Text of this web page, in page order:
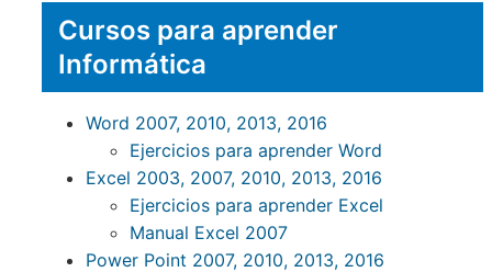
Cursos para aprender
Informática
Word 2007, 2010, 2013, 2016
Ejercicios para aprender Word
Excel 2003, 2007, 2010, 2013, 2016
Ejercicios para aprender Excel
Manual Excel 2007
Power Point 2007, 2010, 2013, 2016